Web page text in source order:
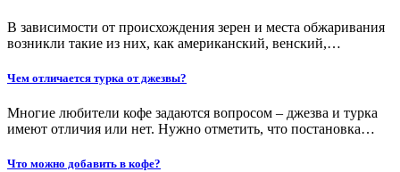
В зависимости от происхождения зерен и места обжари­вания
возникли такие из них, как американский, венский,…
Чем отличается турка от джезвы?
Многие любители кофе задаются вопросом – джезва и турка
имеют отличия или нет. Нужно отметить, что постановка…
Что можно добавить в кофе?